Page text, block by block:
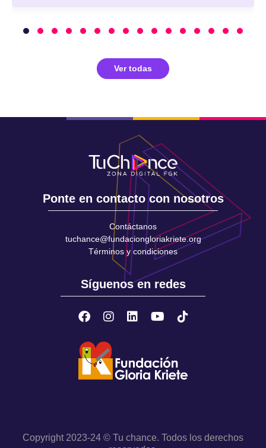
Ver todas
Ponte en contacto con nosotros
Contáctanos
tuchance@fundaciongloriakriete.org
Términos y condiciones
Síguenos en redes
Copyright 2023-24 © Tu chance. Todos los derechos